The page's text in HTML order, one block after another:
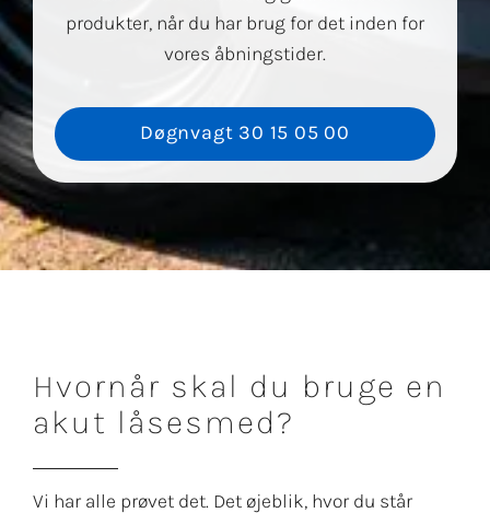
produkter, når du har brug for det inden for
vores åbningstider.
Døgnvagt 30 15 05 00
Hvornår skal du bruge en
akut låsesmed?
Vi har alle prøvet det. Det øjeblik, hvor du står